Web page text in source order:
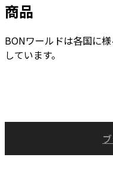
商品
BONワールドは各国に
しています。